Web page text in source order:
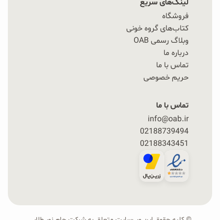
لینک‌های سریع
فروشگاه
کتاب‌های گروه خونی
وبلاگ رسمی OAB
درباره ما
تماس با ما
حریم خصوصی
تماس با ما
info@oab.ir
02188739494
02188343451